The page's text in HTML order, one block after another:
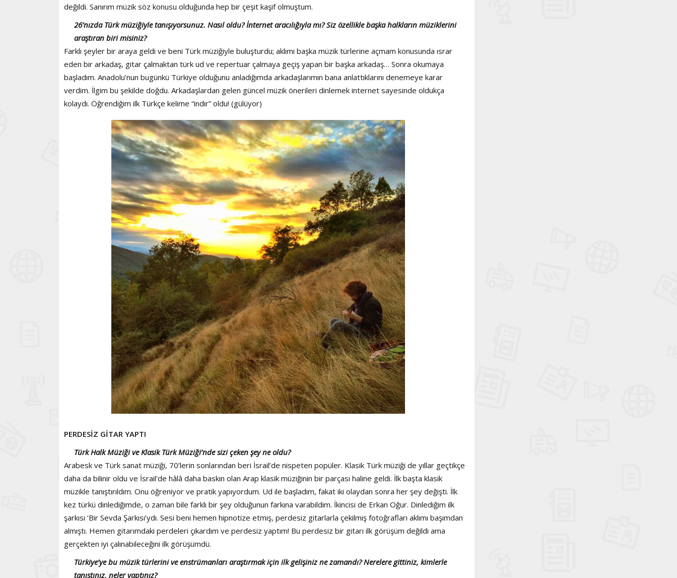
değildi. Sanırım müzik söz konusu olduğunda hep bir çeşit kaşif olmuştum.
26’nızda Türk müziğiyle tanışıyorsunuz. Nasıl oldu? İnternet aracılığıyla mı? Siz özellikle başka halkların müziklerini
araştıran biri misiniz?
Farklı şeyler bir araya geldi ve beni Türk müziğiyle buluşturdu; aklımı başka müzik türlerine açmam konusunda ısrar
eden bir arkadaş, gitar çalmaktan türk ud ve repertuar çalmaya geçiş yapan bir başka arkadaş… Sonra okumaya
başladım. Anadolu’nun bugünkü Türkiye olduğunu anladığımda arkadaşlarımın bana anlattıklarını denemeye karar
verdim. İlgim bu şekilde doğdu. Arkadaşlardan gelen güncel müzik önerileri dinlemek internet sayesinde oldukça
kolaydı. Öğrendiğim ilk Türkçe kelime “indir” oldu! (gülüyor)
PERDESİZ GİTAR YAPTI
Türk Halk Müziği ve Klasik Türk Müziği’nde sizi çeken şey ne oldu?
Arabesk ve Türk sanat müziği, 70’lerin sonlarından beri İsrail’de nispeten popüler. Klasik Türk müziği de yıllar geçtikçe
daha da bilinir oldu ve İsrail'de hâlâ daha baskın olan Arap klasik müziğinin bir parçası haline geldi. İlk başta klasik
müzikle tanıştırıldım. Onu öğreniyor ve pratik yapıyordum. Ud ile başladım, fakat iki olaydan sonra her şey değişti. İlk
kez türkü dinlediğimde, o zaman bile farklı bir şey olduğunun farkına varabildim. İkincisi de Erkan Oğur. Dinlediğim ilk
şarkısı ‘Bir Sevda Şarkısı’ydı. Sesi beni hemen hipnotize etmiş, perdesiz gitarlarla çekilmiş fotoğrafları aklımı başımdan
almıştı. Hemen gitarımdaki perdeleri çıkardım ve perdesiz yaptım! Bu perdesiz bir gitarı ilk görüşüm değildi ama
gerçekten iyi çalınabileceğini ilk görüşümdü.
Türkiye’ye bu müzik türlerini ve enstrümanları araştırmak için ilk gelişiniz ne zamandı? Nerelere gittiniz, kimlerle
tanıştınız, neler yaptınız?